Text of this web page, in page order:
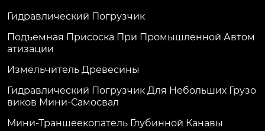
Гидравлический Погрузчик
Подъемная Присоска При Промышленной Автом
Атизации
Измельчитель Древесины
Гидравлический Погрузчик Для Небольших Грузо
Виков Мини-Самосвал
Мини-Траншеекопатель Глубинной Канавы